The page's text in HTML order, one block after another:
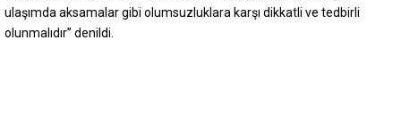
ulaşımda aksamalar gibi olumsuzluklara karşı dikkatli ve tedbirli
olunmalıdır” denildi.